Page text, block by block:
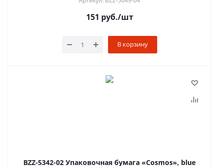
151 руб./шт
В корзину
BZZ-5342-02 Упаковочная бумага «Cosmos», blue